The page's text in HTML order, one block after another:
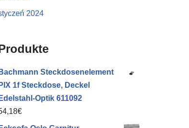
2024
Bachmann Steckdosenelement
PIX 1f Steckdose, Deckel
Edelstahl-Optik 611092
€